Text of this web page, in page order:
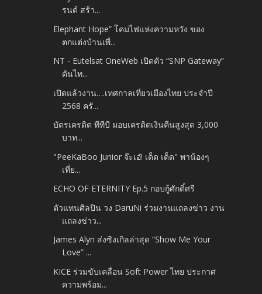
รนด์ สร้า...
Elephant Hope” โคมไฟแห่งความหวัง ของ
ตกแต่งบ้านเพื่...
NT - Eutelsat OneWeb เปิดตัว “SNP Gateway”
ดันไท...
เปิดแล้วงาน….เทศกาลเที่ยวเมืองไทย ประจำปี
2568 ครั...
บัตรเครดิต ทีทีบี มอบเครดิตเงินคืนสูงสุด 3,000
บาท...
"PeeKaBoo Junior จ๊ะเอ๋! เด็ด เด็ด" พาน้องๆ
เที่ย...
ECHO OF ETERNITY Ep.5 กอบกู้ศักดิ์ศรี
ตัวแทนศิลปิน วง DaruNi ร่วมงานแถลงข่าว งาน
แถลงข่าว...
James Alyn ส่งซิงเกิลล่าสุด “Show Me Your
Love” ...
KICE ร่วมขับเคลื่อน Soft Power ไทย ประกาศ
ความพร้อม...